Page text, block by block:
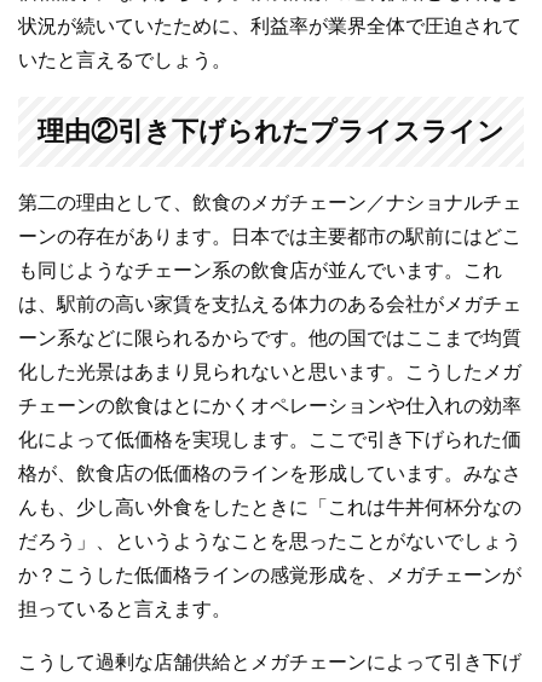
状況が続いていたために、利益率が業界全体で圧迫されて
いたと言えるでしょう。
理由②引き下げられたプライスライン
第二の理由として、飲食のメガチェーン／ナショナルチェ
ーンの存在があります。日本では主要都市の駅前にはどこ
も同じようなチェーン系の飲食店が並んでいます。これ
は、駅前の高い家賃を支払える体力のある会社がメガチェ
ーン系などに限られるからです。他の国ではここまで均質
化した光景はあまり見られないと思います。こうしたメガ
チェーンの飲食はとにかくオペレーションや仕入れの効率
化によって低価格を実現します。ここで引き下げられた価
格が、飲食店の低価格のラインを形成しています。みなさ
んも、少し高い外食をしたときに「これは牛丼何杯分なの
だろう」、というようなことを思ったことがないでしょう
か？こうした低価格ラインの感覚形成を、メガチェーンが
担っていると言えます。
こうして過剰な店舗供給とメガチェーンによって引き下げ